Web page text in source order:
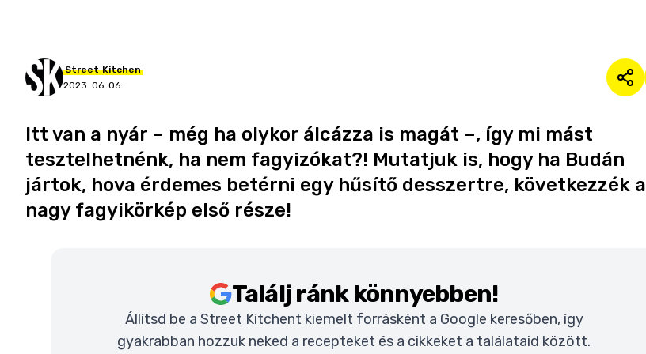
Street Kitchen
2023. 06. 06.
Itt van a nyár – még ha olykor álcázza is magát –, így mi mást
tesztelhetnénk, ha nem fagyizókat?! Mutatjuk is, hogy ha Budán
jártok, hova érdemes betérni egy hűsítő desszertre, következzék a
nagy fagyikörkép első része!
Találj ránk könnyebben!
Állítsd be a Street Kitchent kiemelt forrásként a Google keresőben, így
gyakrabban hozzuk neked a recepteket és a cikkeket a találataid között.